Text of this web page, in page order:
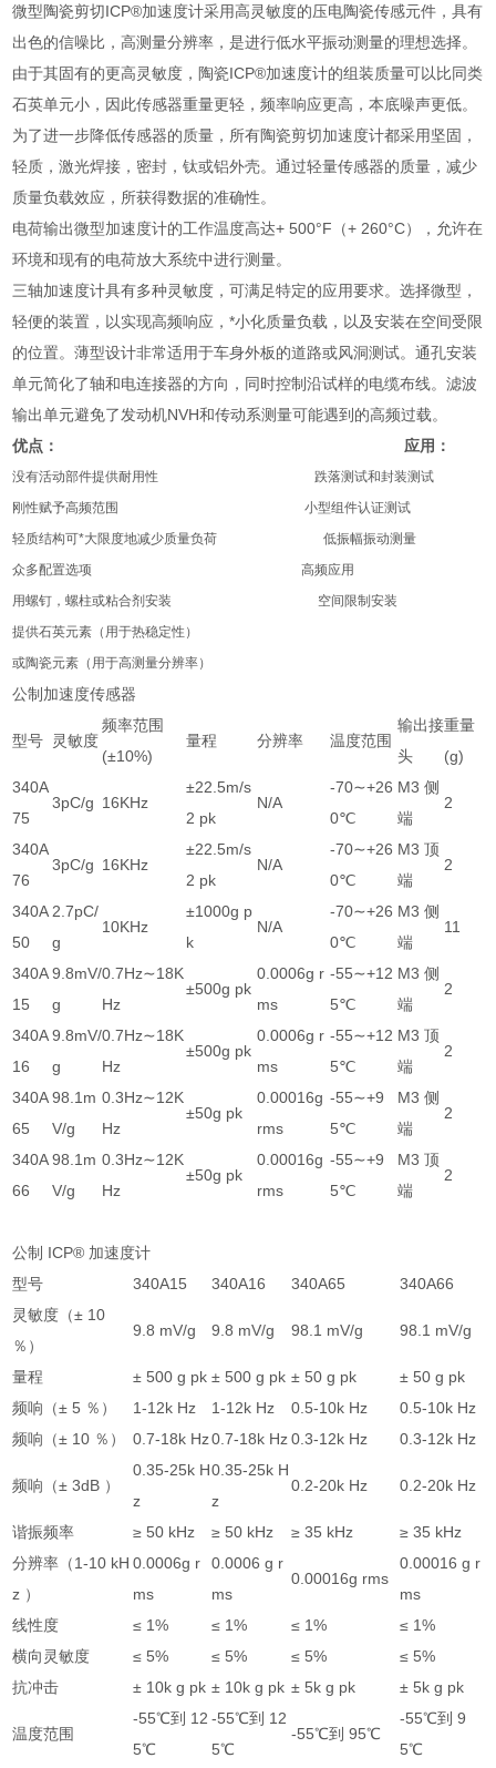
微型陶瓷剪切ICP®加速度计采用高灵敏度的压电陶瓷传感元件，具有
出色的信噪比，高测量分辨率，是进行低水平振动测量的理想选择。
由于其固有的更高灵敏度，陶瓷ICP®加速度计的组装质量可以比同类
石英单元小，因此传感器重量更轻，频率响应更高，本底噪声更低。
为了进一步降低传感器的质量，所有陶瓷剪切加速度计都采用坚固，
轻质，激光焊接，密封，钛或铝外壳。通过轻量传感器的质量，减少
质量负载效应，所获得数据的准确性。
电荷输出微型加速度计的工作温度高达+ 500°F（+ 260°C），允许在
环境和现有的电荷放大系统中进行测量。
三轴加速度计具有多种灵敏度，可满足特定的应用要求。选择微型，
轻便的装置，以实现高频响应，*小化质量负载，以及安装在空间受限
的位置。薄型设计非常适用于车身外板的道路或风洞测试。通孔安装
单元简化了轴和电连接器的方向，同时控制沿试样的电缆布线。滤波
输出单元避免了发动机NVH和传动系测量可能遇到的高频过载。
优点： 应用：
没有活动部件提供耐用性跌落测试和封装测试
刚性赋予高频范围小型组件认证测试
轻质结构可*大限度地减少质量负荷低振幅振动测量
众多配置选项高频应用
用螺钉，螺柱或粘合剂安装 空间限制安装
提供石英元素（用于热稳定性）
或陶瓷元素（用于高测量分辨率）
公制加速度传感器
型号 灵敏度
频率范围
(±10%)
量程 分辨率 温度范围
输出接
头
重量
(g)
340A
75
3pC/g 16KHz
±22.5m/s
2 pk
N/A
-70∼+26
0℃
M3 侧
端
2
340A
76
3pC/g 16KHz
±22.5m/s
2 pk
N/A
-70∼+26
0℃
M3 顶
端
2
340A
50
2.7pC/
g
10KHz
±1000g p
k
N/A
-70∼+26
0℃
M3 侧
端
11
340A
15
9.8mV/
g
0.7Hz∼18K
Hz
±500g pk
0.0006g r
ms
-55∼+12
5℃
M3 侧
端
2
340A
16
9.8mV/
g
0.7Hz∼18K
Hz
±500g pk
0.0006g r
ms
-55∼+12
5℃
M3 顶
端
2
340A
65
98.1m
V/g
0.3Hz∼12K
Hz
±50g pk
0.00016g
rms
-55∼+9
5℃
M3 侧
端
2
340A
66
98.1m
V/g
0.3Hz∼12K
Hz
±50g pk
0.00016g
rms
-55∼+9
5℃
M3 顶
端
2
公制 ICP® 加速度计
型号
340A15 340A16 340A65
340A66
灵敏度（± 10
％）
9.8 mV/g 9.8 mV/g 98.1 mV/g 98.1 mV/g
量程 ± 500 g pk ± 500 g pk ± 50 g pk
± 50 g pk
频响（± 5 ％）
1-12k Hz 1-12k Hz 0.5-10k Hz
0.5-10k Hz
频响（± 10 ％）
0.7-18k Hz0.7-18k Hz 0.3-12k Hz 0.3-12k Hz
频响（± 3dB ）
0.35-25k H
z
0.35-25k H
z
0.2-20k Hz 0.2-20k Hz
谐振频率 ≥ 50 kHz ≥ 50 kHz ≥ 35 kHz
≥ 35 kHz
分辨率（1-10 kH
z ）
0.0006g r
ms
0.0006 g r
ms
0.00016g rms
0.00016 g r
ms
线性度
≤ 1% ≤ 1% ≤ 1%
≤ 1%
横向灵敏度
≤ 5% ≤ 5% ≤ 5%
≤ 5%
抗冲击
± 10k g pk ± 10k g pk ± 5k g pk ± 5k g pk
温度范围
-55℃到 12
5℃
-55℃到 12
5℃
-55℃到 95℃
-55℃到 9
5℃